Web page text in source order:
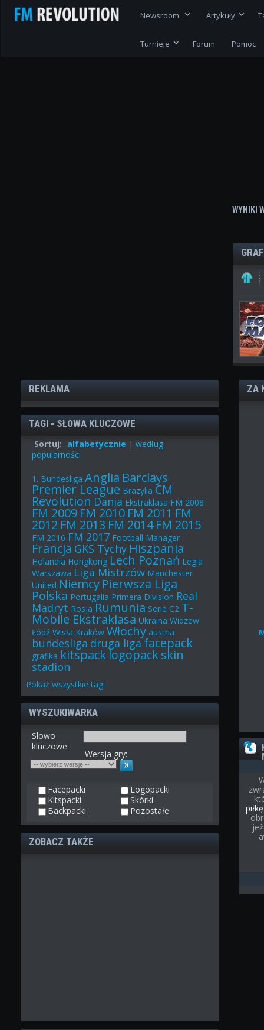
Newsroom Artykuły
Turnieje Forum Pomoc
WYNIKI
REKLAMA
TAGI - SŁOWA KLUCZOWE
Sortuj: alfabetycznie |według
popularności
1. Bundesliga Anglia Barclays
Premier League Brazylia CM
Revolution Dania Ekstraklasa FM 2008
FM 2009 FM 2010 FM 2011 FM
2012 FM 2013 FM 2014 FM 2015
FM 2016 FM 2017 Football Manager
Francja GKS Tychy Hiszpania
Holandia Hongkong Lech Poznań Legia
Warszawa Liga Mistrzów Manchester
United Niemcy Pierwsza Liga
Polska Portugalia Primera Division Real
Madryt Rosja Rumunia Serie C2 T-
Mobile Ekstraklasa Ukraina Widzew
Łódź Wisła Kraków Włochy austria
bundesliga druga ligafacepack
grafika kitspacklogopackskin
stadion
Pokażwszystkie tagi
WYSZUKIWARKA
Slowo
kluczowe:
Wersja gry:
Facepacki
Logopacki
Kitspacki
Skórki
Backpacki
Pozostałe
ZOBACZ TAKŻE
ZA
piłkę